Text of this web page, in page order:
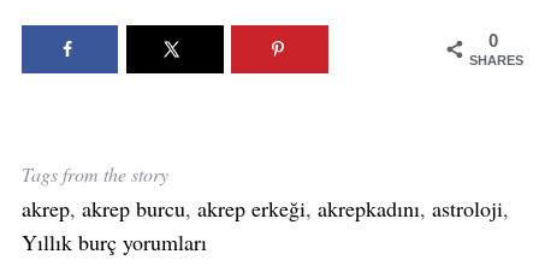
0
SHARES
Tags from the story
akrep, akrep burcu, akrep erkeği, akrepkadını, astroloji,
Yıllık burç yorumları